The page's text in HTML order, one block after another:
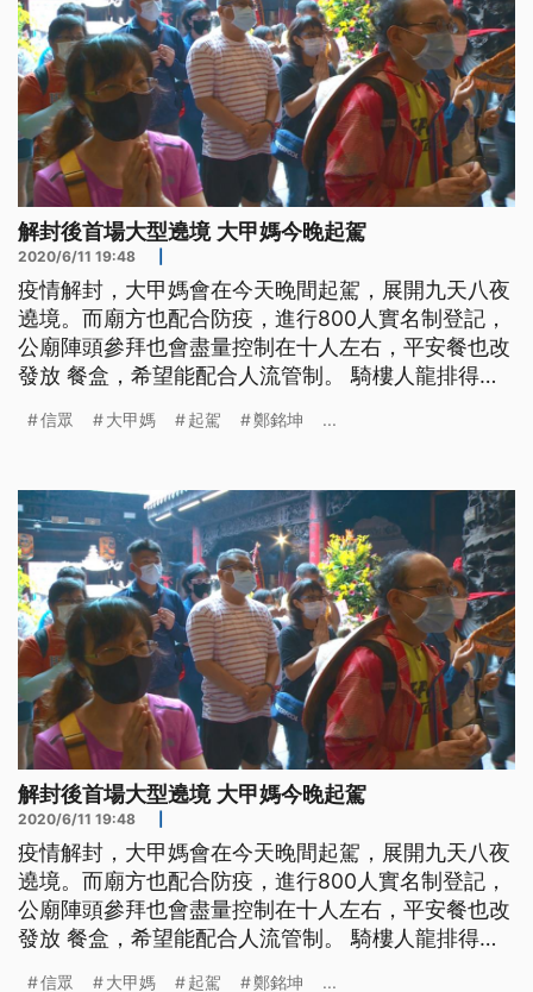
解封後首場大型遶境 大甲媽今晚起駕
2020/6/11 19:48
疫情解封，大甲媽會在今天晚間起駕，展開九天八夜
遶境。而廟方也配合防疫，進行800人實名制登記，
公廟陣頭參拜也會盡量控制在十人左右，平安餐也改
發放 餐盒，希望能配合人流管制。 騎樓人龍排得滿
甲媽遶境11號晚間起駕，今年要求信眾實名登記，人
便。遶境民眾表示，「長輩不會用電腦（手機）呀，
爸媽不會用電腦（手機），不
信眾 大甲媽 起駕 鄭銘坤 ...
解封後首場大型遶境 大甲媽今晚起駕
2020/6/11 19:48
疫情解封，大甲媽會在今天晚間起駕，展開九天八夜
遶境。而廟方也配合防疫，進行800人實名制登記，
公廟陣頭參拜也會盡量控制在十人左右，平安餐也改
發放 餐盒，希望能配合人流管制。 騎樓人龍排得滿
信眾 大甲媽 起駕 鄭銘坤 ...